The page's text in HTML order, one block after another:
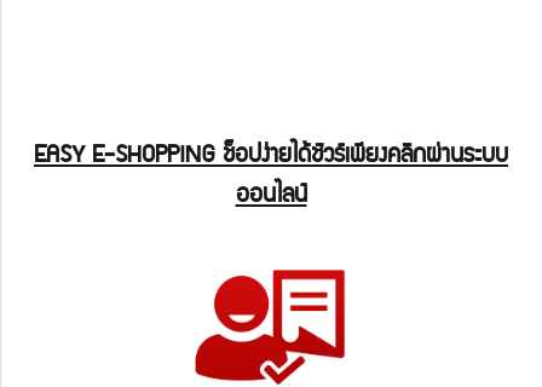
EASY E-SHOPPING ช็อปง่ายได้ชัวร์เพียงคลิกผ่านระบบ
ออนไลน์